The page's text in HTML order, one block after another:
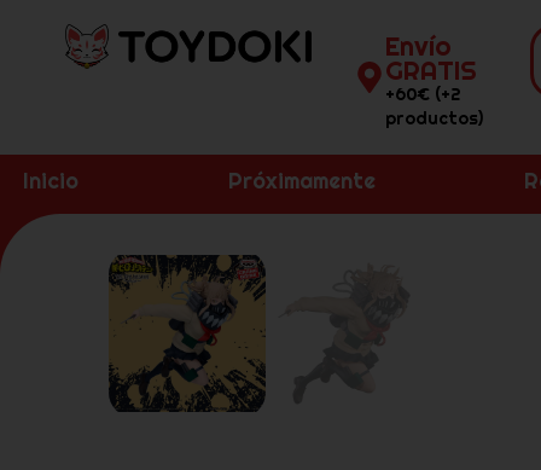
Envío
GRATIS
+60€ (+2
productos)
Inicio Próximamente